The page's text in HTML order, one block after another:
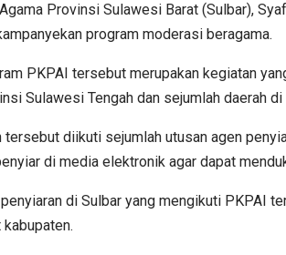
Provinsi Sulawesi Barat (Sulbar),
program moderasi beragama.
PKPAI tersebut merupakan kegiatan
Sulawesi Tengah dan sejumlah daerah
tersebut diikuti sejumlah utusan agen
di media elektronik agar dapat
penyiaran di Sulbar yang mengikuti